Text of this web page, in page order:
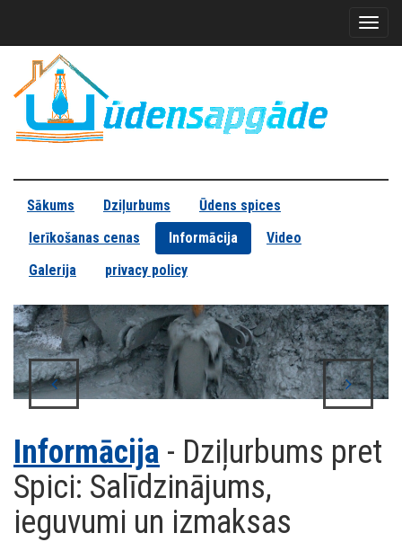
Sākums Dziļurbums
Ūdens spices
Ierīkošanas cenas
Informācija
Video
Galerija
privacy policy
Informācija - Dziļurbums pret
Spici: Salīdzinājums,
ieguvumi un izmaksas